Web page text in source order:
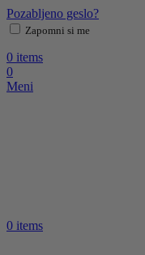
Pozabljeno geslo?
Zapomni si me
0 items
0
Meni
0 items